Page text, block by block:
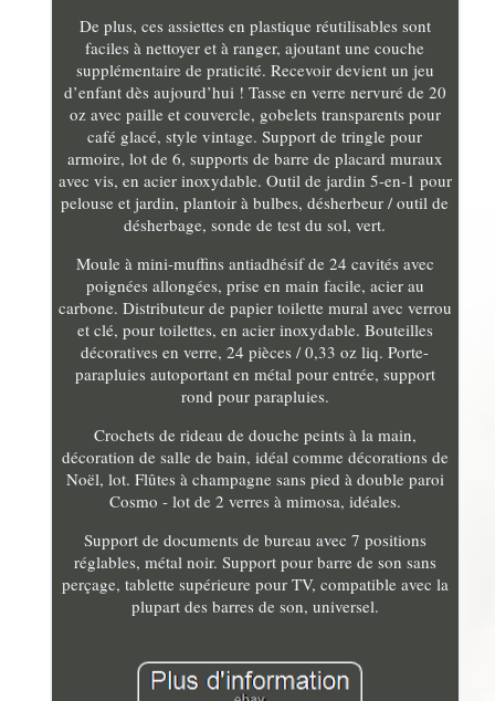
De plus, ces assiettes en plastique réutilisables sont
faciles à nettoyer et à ranger, ajoutant une couche
supplémentaire de praticité. Recevoir devient un jeu
d’enfant dès aujourd’hui ! Tasse en verre nervuré de 20
oz avec paille et couvercle, gobelets transparents pour
café glacé, style vintage. Support de tringle pour
armoire, lot de 6, supports de barre de placard muraux
avec vis, en acier inoxydable. Outil de jardin 5-en-1 pour
pelouse et jardin, plantoir à bulbes, désherbeur / outil de
désherbage, sonde de test du sol, vert.
Moule à mini-muffins antiadhésif de 24 cavités avec
poignées allongées, prise en main facile, acier au
carbone. Distributeur de papier toilette mural avec verrou
et clé, pour toilettes, en acier inoxydable. Bouteilles
décoratives en verre, 24 pièces / 0,33 oz liq. Porte-
parapluies autoportant en métal pour entrée, support
rond pour parapluies.
Crochets de rideau de douche peints à la main,
décoration de salle de bain, idéal comme décorations de
Noël, lot. Flûtes à champagne sans pied à double paroi
Cosmo - lot de 2 verres à mimosa, idéales.
Support de documents de bureau avec 7 positions
réglables, métal noir. Support pour barre de son sans
perçage, tablette supérieure pour TV, compatible avec la
plupart des barres de son, universel.